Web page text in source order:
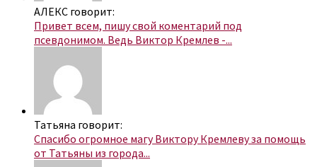
АЛЕКС говорит:
Привет всем, пишу свой коментарий под
псевдонимом. Ведь Виктор Кремлев -...
Татьяна говорит:
Спасибо огромное магу Виктору Кремлеву за помощь
от Татьяны из города...